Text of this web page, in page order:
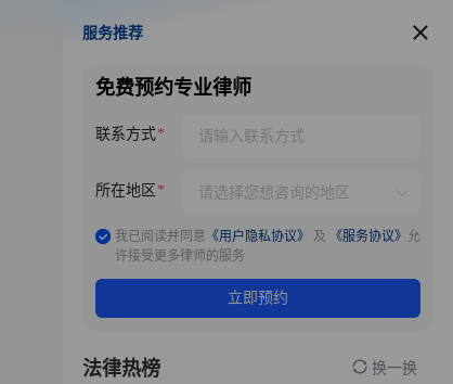
服务推荐
服务推荐
免费预约专业律师
联系方式
所在地区
我已阅读并同意 《用户隐私协议》 及 《服务协议》 允
许接受更多律师的服务
立即预约
法律热榜 换一换